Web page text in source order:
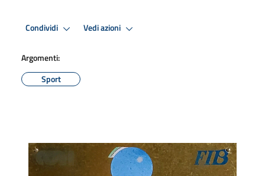
Condividi Vedi azioni
Argomenti:
Sport